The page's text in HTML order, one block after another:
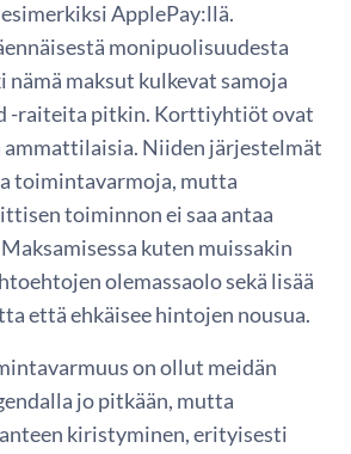
ApplePay:llä.
monipuolisuudesta
maksut kulkevat samoja
-raiteita pitkin. Korttiyhtiöt ovat
ammattilaisia. Niiden järjestelmät
toimintavarmoja, mutta
toiminnon ei saa antaa
kuten muissakin
olemassaolo sekä lisää
että ehkäisee hintojen nousua.
on ollut meidän
jo pitkään, mutta
kiristyminen, erityisesti